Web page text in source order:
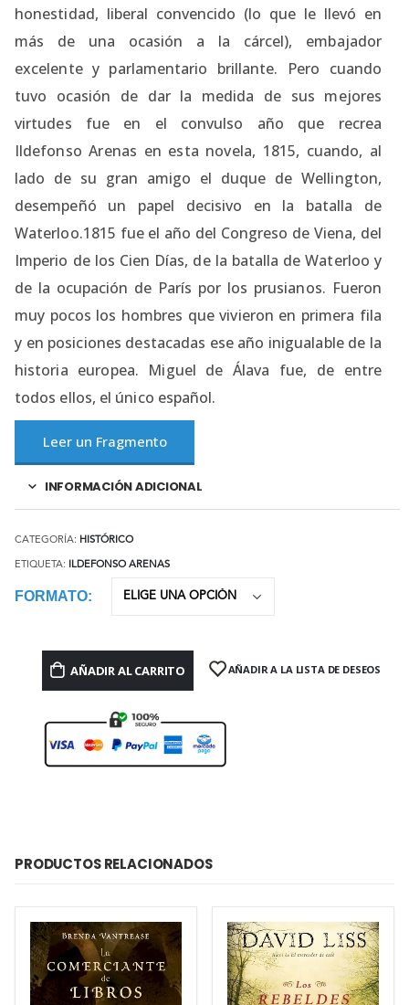
honestidad, liberal convencido (lo que le llevó en
más de una ocasión a la cárcel), embajador
excelente y parlamentario brillante. Pero cuando
tuvo ocasión de dar la medida de sus mejores
virtudes fue en el convulso año que recrea
Ildefonso Arenas en esta novela, 1815, cuando, al
lado de su gran amigo el duque de Wellington,
desempeñó un papel decisivo en la batalla de
Waterloo.1815 fue el año del Congreso de Viena, del
Imperio de los Cien Días, de la batalla de Waterloo y
de la ocupación de París por los prusianos. Fueron
muy pocos los hombres que vivieron en primera fila
y en posiciones destacadas ese año inigualable de la
historia europea. Miguel de Álava fue, de entre
todos ellos, el único español.
Leer un Fragmento
INFORMACIÓN ADICIONAL
CATEGORÍA: HISTÓRICO
ETIQUETA: ILDEFONSO ARENAS
FORMATO
AÑADIR AL CARRITO AÑADIR A LA LISTA DE DESEOS
PRODUCTOS RELACIONADOS